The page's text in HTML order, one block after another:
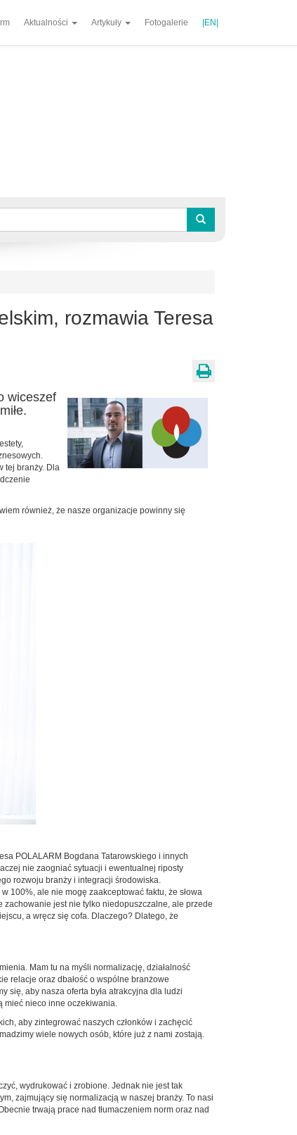
Aktualności Artykuły Fotogalerie |EN|
rozmawia Teresa
wiceszef
tej branży. Dla
również, że nasze organizacje powinny się
POLALARM Bogdana ­Tatarowskiego i innych
nie zaogniać sytuacji i ewentualnej riposty
rozwoju branży i integracji środowiska.
100%, ale nie mogę zaakceptować faktu, że słowa
zachowanie jest nie tylko niedopuszczalne, ale przede
a wręcz się cofa. Dlaczego? Dlatego, że
Mam tu na myśli normalizację, działalność
relacje oraz dbałość o wspólne branżowe
się, aby nasza oferta była atrakcyjna dla ludzi
mieć nieco inne oczekiwania.
aby zintegrować naszych członków i zachęcić
wiele nowych osób, które już z nami zostają.
wydrukować i zrobione. Jednak nie jest tak
zajmujący się normalizacją w naszej branży. To nasi
trwają prace nad tłumaczeniem norm oraz nad